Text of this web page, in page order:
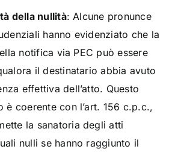
della nullità: Alcune pronunce
hanno evidenziato che la
notifica via PEC può essere
il destinatario abbia avuto
effettiva dell’atto. Questo
è coerente con l’art. 156 c.p.c.,
la sanatoria degli atti
nulli se hanno raggiunto il